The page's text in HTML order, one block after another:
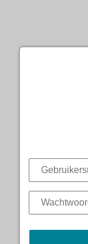
Wachtwoord /